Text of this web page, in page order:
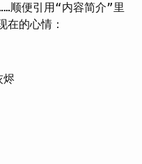
顺便引用“内容简介”里
在的心情：
烬